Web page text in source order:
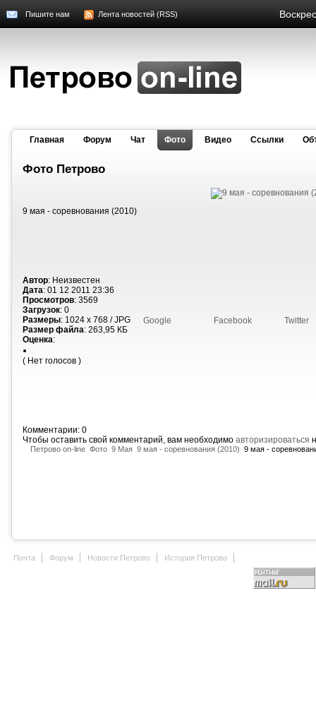
Пишите нам Лента новостей (RSS)
Главная Форум Чат Фото Видео Cсылки
Фото Петрово
9 мая - соревнования (2010)
Автор: Неизвестен
Дата: 01 12 2011 23:36
Просмотров: 3569
Загрузок: 0
Размеры: 1024 x 768 / JPG
Размер файла: 263,95 КБ
Оценка:
( Нет голосов )
Google Facebook Twitter
Комментарии: 0
Чтобы оставить свой комментарий, вам необходимо авторизироваться
Петрово on-line Фото 9 Мая 9 мая - соревнования (2010) 9 мая -
Почта Форум Новости Петрово История Петрово